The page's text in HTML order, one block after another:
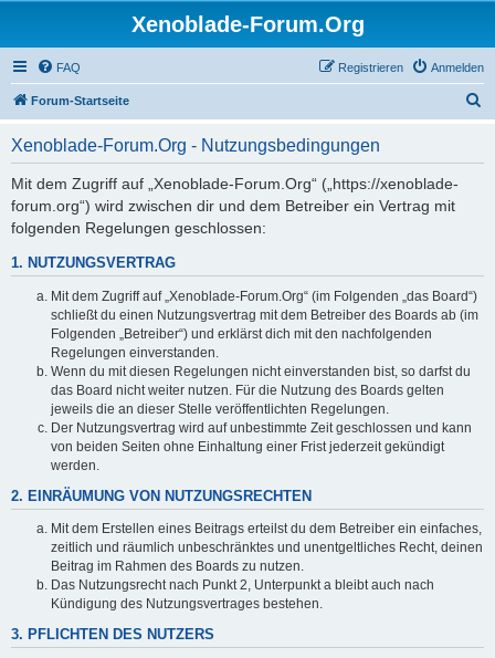
Xenoblade-Forum.Org
FAQ Anmelden
Registrieren
Forum-Startseite
Xenoblade-Forum.Org - Nutzungsbedingungen
Mit dem Zugriff auf „Xenoblade-Forum.Org“ („https://xenoblade-
forum.org“) wird zwischen dir und dem Betreiber ein Vertrag mit
folgenden Regelungen geschlossen:
1. NUTZUNGSVERTRAG
Mit dem Zugriff auf „Xenoblade-Forum.Org“ (im Folgenden „das Board“)
schließt du einen Nutzungsvertrag mit dem Betreiber des Boards ab (im
Folgenden „Betreiber“) und erklärst dich mit den nachfolgenden
Regelungen einverstanden.
Wenn du mit diesen Regelungen nicht einverstanden bist, so darfst du
das Board nicht weiter nutzen. Für die Nutzung des Boards gelten
jeweils die an dieser Stelle veröffentlichten Regelungen.
Der Nutzungsvertrag wird auf unbestimmte Zeit geschlossen und kann
von beiden Seiten ohne Einhaltung einer Frist jederzeit gekündigt
werden.
2. EINRÄUMUNG VON NUTZUNGSRECHTEN
Mit dem Erstellen eines Beitrags erteilst du dem Betreiber ein einfaches,
zeitlich und räumlich unbeschränktes und unentgeltliches Recht, deinen
Beitrag im Rahmen des Boards zu nutzen.
Das Nutzungsrecht nach Punkt 2, Unterpunkt a bleibt auch nach
Kündigung des Nutzungsvertrages bestehen.
3. PFLICHTEN DES NUTZERS